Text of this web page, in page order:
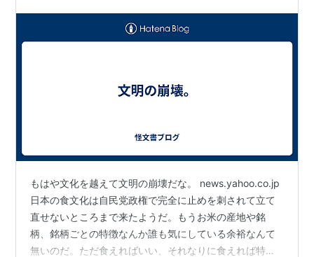
もはや文化を越えて文明の崩壊だな。 news.yahoo.co.jp
日本の食文化は自民党政権で完全に止めを刺されて立て
直せないところまで来たようだ。もうお米の産地や銘
柄、銘柄ごとの特徴なんか誰も気にしている余裕なんて
無いのだ。ただ食えればいい、それなりに食えれば特別